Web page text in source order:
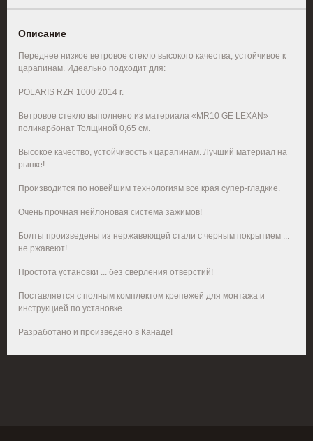
Описание
Переднее низкое ветровое стекло высокого качества, устойчивое к
царапинам. Идеально подходит для:
POLARIS RZR 1000 2014 г.
Ветровое стекло выполнено из материала «MR10 GE LEXAN»
поликарбонат Толщиной 0,65 см.
Высокое качество, устойчивость к царапинам. Лучший материал на
рынке!
Производится по новейшим технологиям все края супер-гладкие.
Очень прочная нейлоновая система зажимов!
Болты произведены из нержавеющей стали с черным покрытием ...
не ржавеют!
Простота установки ... без сверления отверстий!
Поставляется с полным комплектом крепежей для монтажа и
инструкцией по установке.
Разработано и произведено в Канаде!